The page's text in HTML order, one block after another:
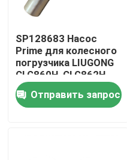
Дом
SP128683 Насос
Prime для колесного
погрузчика LIUGONG
CLG860H, CLG862H,
CLG862N, CLG870H,
CLG888, CLG890H,
ZL50CN, ZL50CNX
Отправить запрос